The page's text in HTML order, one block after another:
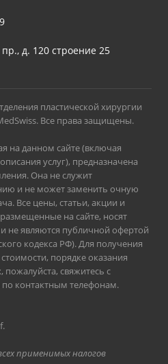
д. 120 строение 25
пластической хирургии
Все права защищены.
на данном сайте (включая
услуг), предназначена
Она не служит
и не может заменить очную
Все цены, статьи, акции и
на сайте, носят
не являются публичной офертой
кодекса РФ). Для получения
порядке оказания
свяжитесь с
контактным телефонам.
.
применимых налогов